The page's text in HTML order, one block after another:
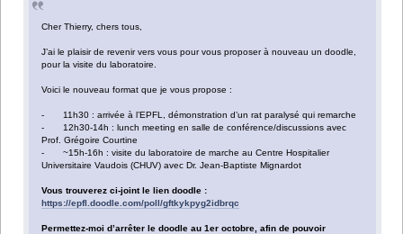
Cher Thierry, chers tous,
J’ai le plaisir de revenir vers vous pour vous proposer à nouveau un doodle,
pour la visite du laboratoire.
Voici le nouveau format que je vous propose :
- 11h30 : arrivée à l’EPFL, démonstration d’un rat paralysé qui remarche
- 12h30-14h : lunch meeting en salle de conférence/discussions avec
Prof. Grégoire Courtine
- ~15h-16h : visite du laboratoire de marche au Centre Hospitalier
Universitaire Vaudois (CHUV) avec Dr. Jean-Baptiste Mignardot
Vous trouverez ci-joint le lien doodle :
https://epfl.doodle.com/poll/gftkykpyg2idbrqc
Permettez-moi d’arrêter le doodle au 1er octobre, afin de pouvoir